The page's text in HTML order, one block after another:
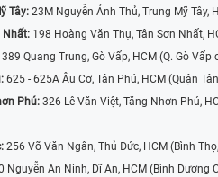
Tây: 23M Nguyễn Ảnh Thủ, Trung Mỹ Tây,
Nhất: 198 Hoàng Văn Thụ, Tân Sơn Nhất,
389 Quang Trung, Gò Vấp, HCM (Q. Gò Vấp
625 - 625A Âu Cơ, Tân Phú, HCM (Quận
Phú: 326 Lê Văn Việt, Tăng Nhơn Phú,
256 Võ Văn Ngân, Thủ Đức, HCM (Bình
Nguyễn An Ninh, Dĩ An, HCM (Bình Dương